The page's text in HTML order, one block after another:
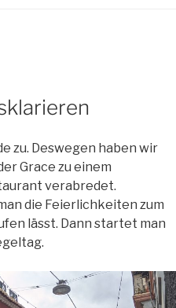
zu. Deswegen haben wir
Grace zu einem
verabredet.
die Feierlichkeiten zum
lässt. Dann startet man